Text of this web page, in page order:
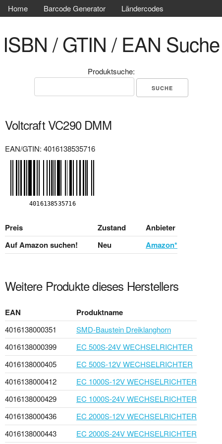
Home Barcode Generator Ländercodes
ISBN / GTIN / EAN Suche
Produktsuche:
Voltcraft VC290 DMM
EAN/GTIN: 4016138535716
Preis Zustand
Anbieter
Auf Amazon suchen!
Neu Amazon*
Weitere Produkte dieses Herstellers
EAN Produktname
4016138000351
SMD-Baustein Dreiklanghorn
4016138000399
EC 500S-24V WECHSELRICHTER
4016138000405
EC 500S-12V WECHSELRICHTER
4016138000412
EC 1000S-12V WECHSELRICHTER
4016138000429
EC 1000S-24V WECHSELRICHTER
4016138000436
EC 2000S-12V WECHSELRICHTER
4016138000443
EC 2000S-24V WECHSELRICHTER